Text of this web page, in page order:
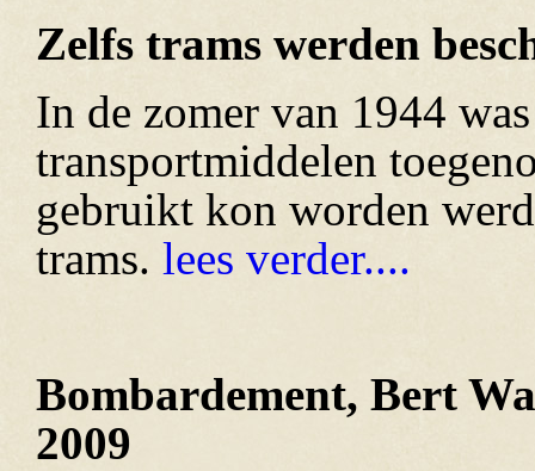
Zelfs trams werden
In de zomer van 1944
transportmiddelen
gebruikt kon worden
trams. lees verder....
Bombardement, Bert
2009